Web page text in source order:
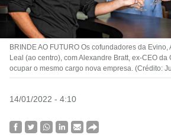
BRINDE AO FUTURO Os cofundadores da
Leal (ao centro), com Alexandre Bratt, ex-CEO
ocupar o mesmo cargo nova empresa. (Crédito:
14/01/2022 - 4:10